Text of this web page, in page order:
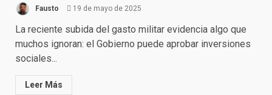
Fausto 19 de mayo de 2025
La reciente subida del gasto militar evidencia algo que
muchos ignoran: el Gobierno puede aprobar inversiones
sociales...
Leer Más